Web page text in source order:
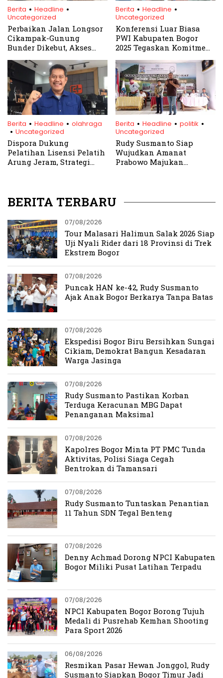
Berita . Headline .
Uncategorized
Perbaikan Jalan Longsor
Cikampak-Gunung
Bunder Dikebut, Akses
Berita . Headline .
Uncategorized
Konferensi Luar Biasa
PWI Kabupaten Bogor
2025 Tegaskan Komitmen
Kedaulatan Pers
Berita . Headline . olahraga
. Uncategorized
Dispora Dukung
Pelatihan Lisensi Pelatih
Arung Jeram, Strategi
Berita . Headline . politik .
Uncategorized
Rudy Susmanto Siap
Wujudkan Amanat
Prabowo Majukan
BERITA TERBARU
07/08/2026
Tour Malasari Halimun Salak 2026 Siap
Uji Nyali Rider dari 18 Provinsi di Trek
Ekstrem Bogor
07/08/2026
Puncak HAN ke-42, Rudy Susmanto
Ajak Anak Bogor Berkarya Tanpa Batas
07/08/2026
Ekspedisi Bogor Biru Bersihkan Sungai
Cikiam, Demokrat Bangun Kesadaran
Warga Jasinga
07/08/2026
Rudy Susmanto Pastikan Korban
Terduga Keracunan MBG Dapat
Penanganan Maksimal
07/08/2026
Kapolres Bogor Minta PT PMC Tunda
Aktivitas, Polisi Siaga Cegah
Bentrokan di Tamansari
07/08/2026
Rudy Susmanto Tuntaskan Penantian
11 Tahun SDN Tegal Benteng
07/08/2026
Denny Achmad Dorong NPCI Kabupaten
Bogor Miliki Pusat Latihan Terpadu
07/08/2026
NPCI Kabupaten Bogor Borong Tujuh
Medali di Pusrehab Kemhan Shooting
Para Sport 2026
06/08/2026
Resmikan Pasar Hewan Jonggol, Rudy
Susmanto Siapkan Bogor Timur Jadi